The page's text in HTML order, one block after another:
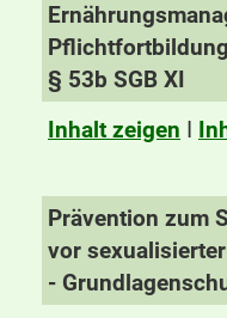
§ 53b SGB XI
Inhalt zeigen I
Prävention zum
vor
-